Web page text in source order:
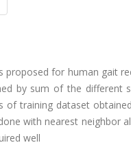
for human gait
by sum of the different
of training dataset
with nearest neighbor
well